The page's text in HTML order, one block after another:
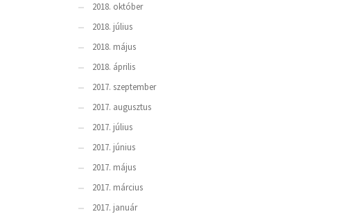
2018. október
2018. július
2018. május
2018. április
2017. szeptember
2017. augusztus
2017. július
2017. június
2017. május
2017. március
2017. január